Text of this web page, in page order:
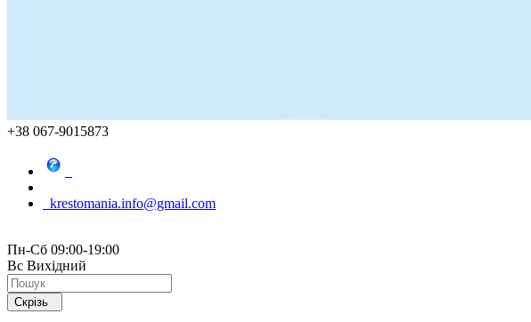
+38 067-9015873
krestomania.info@gmail.com
Пн-Сб 09:00-19:00
Вс Вихідний
Скрізь